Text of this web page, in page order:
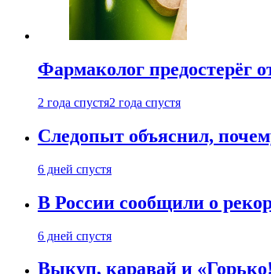
Фармаколог предостерёг
2 года спустя2 года спустя
Следопыт объяснил,
6 дней спустя
В России сообщили о
6 дней спустя
Выкуп, каравай и